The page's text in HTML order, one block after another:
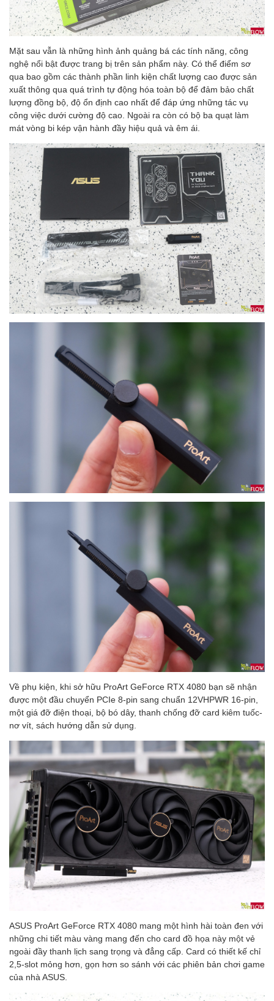
Mặt sau vẫn là những hình ảnh quảng bá các tính năng, công
nghệ nổi bật được trang bị trên sản phẩm này. Có thể điểm sơ
qua bao gồm các thành phần linh kiện chất lượng cao được sản
xuất thông qua quá trình tự động hóa toàn bộ để đảm bảo chất
lượng đồng bộ, độ ổn định cao nhất để đáp ứng những tác vụ
công việc dưới cường độ cao. Ngoài ra còn có bộ ba quạt làm
mát vòng bi kép vận hành đầy hiệu quả và êm ái.
Về phụ kiện, khi sở hữu ProArt GeForce RTX 4080 bạn sẽ nhận
được một đầu chuyển PCIe 8-pin sang chuẩn 12VHPWR 16-pin,
một giá đỡ điện thoại, bộ bó dây, thanh chống đỡ card kiêm tuốc-
nơ vít, sách hướng dẫn sử dụng.
ASUS ProArt GeForce RTX 4080 mang một hình hài toàn đen với
những chi tiết màu vàng mang đến cho card đồ họa này một vẻ
ngoài đầy thanh lịch sang trọng và đẳng cấp. Card có thiết kế chỉ
2,5-slot mỏng hơn, gọn hơn so sánh với các phiên bản chơi game
của nhà ASUS.